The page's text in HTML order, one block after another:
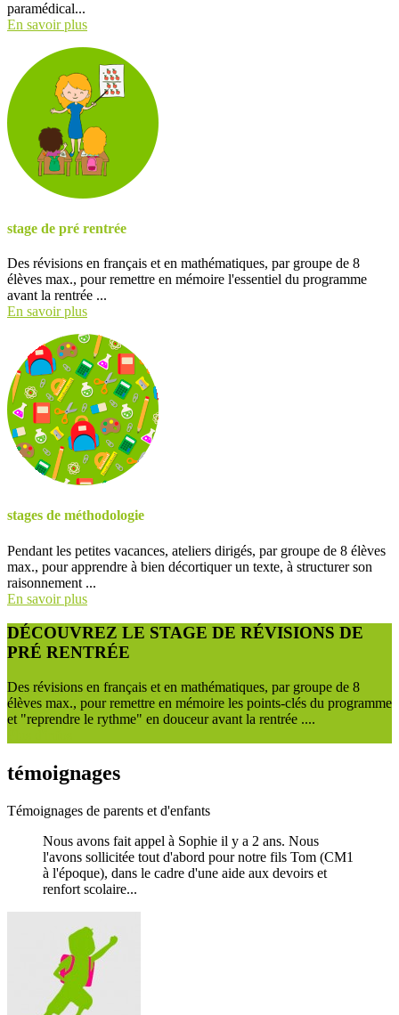
paramédical...
En savoir plus
stage de pré rentrée
Des révisions en français et en mathématiques, par groupe de 8
élèves max., pour remettre en mémoire l'essentiel du programme
avant la rentrée ...
En savoir plus
stages de méthodologie
Pendant les petites vacances, ateliers dirigés, par groupe de 8 élèves
max., pour apprendre à bien décortiquer un texte, à structurer son
raisonnement ...
En savoir plus
DÉCOUVREZ LE STAGE DE RÉVISIONS DE
PRÉ RENTRÉE
Des révisions en français et en mathématiques, par groupe de 8
élèves max., pour remettre en mémoire les points-clés du programme
et "reprendre le rythme" en douceur avant la rentrée ....
témoignages
Témoignages de parents et d'enfants
Nous avons fait appel à Sophie il y a 2 ans. Nous
l'avons sollicitée tout d'abord pour notre fils Tom (CM1
à l'époque), dans le cadre d'une aide aux devoirs et
renfort scolaire...